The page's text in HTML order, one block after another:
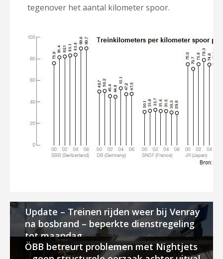
tegenover het aantal kilometer spoor.
Update – Treinen rijden weer bij Venray
na bosbrand – beperkte dienstregeling
tot maandag
ÖBB betreurt problemen met Nightjets